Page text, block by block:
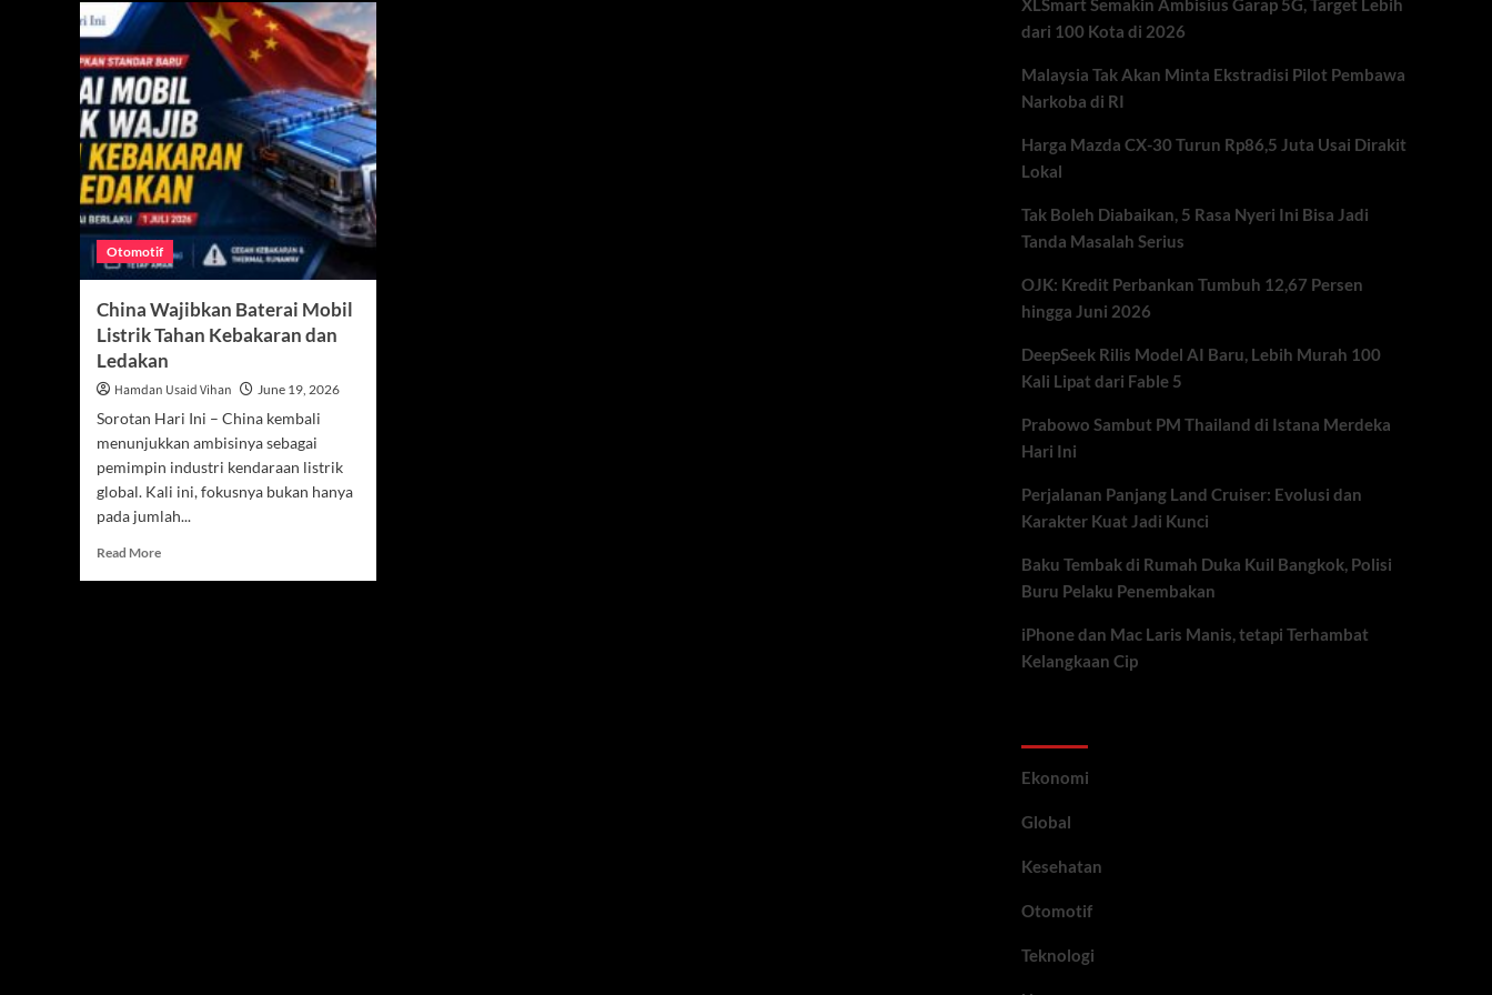
Otomotif
China Wajibkan Baterai Mobil
Listrik Tahan Kebakaran dan
Ledakan
Hamdan Usaid Vihan June 19, 2026
Sorotan Hari Ini – China kembali
menunjukkan ambisinya sebagai
pemimpin industri kendaraan listrik
global. Kali ini, fokusnya bukan hanya
pada jumlah...
Read MoreRead
dari 100 Kota di 2026
Malaysia Tak Akan Minta Ekstradisi Pilot Pembawa
Narkoba di RI
Harga Mazda CX-30 Turun Rp86,5 Juta Usai Dirakit
Lokal
Tak Boleh Diabaikan, 5 Rasa Nyeri Ini Bisa Jadi
Tanda Masalah Serius
OJK: Kredit Perbankan Tumbuh 12,67 Persen
hingga Juni 2026
DeepSeek Rilis Model AI Baru, Lebih Murah 100
Kali Lipat dari Fable 5
Prabowo Sambut PM Thailand di Istana Merdeka
Hari Ini
Perjalanan Panjang Land Cruiser: Evolusi dan
Karakter Kuat Jadi Kunci
Baku Tembak di Rumah Duka Kuil Bangkok, Polisi
Buru Pelaku Penembakan
iPhone dan Mac Laris Manis, tetapi Terhambat
Kelangkaan Cip
Ekonomi
Global
Kesehatan
Otomotif
Teknologi